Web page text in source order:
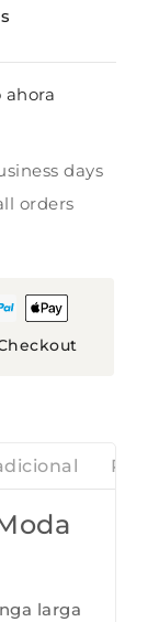
ahora
days
orders
larga